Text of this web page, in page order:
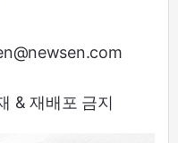
& 재배포 금지